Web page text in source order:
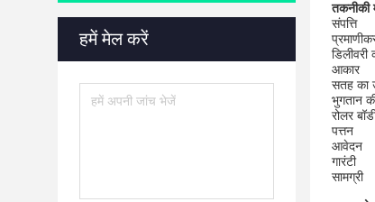
हमें मेल करें
तकनीकी
संपत्ति
आकार
सतह का
भुगतान
रोलर
पत्तन
आवेदन
गारंटी
सामग्री